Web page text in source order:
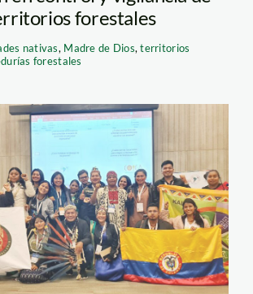
forestales
nativas, Madre de Dios,territorios
forestales